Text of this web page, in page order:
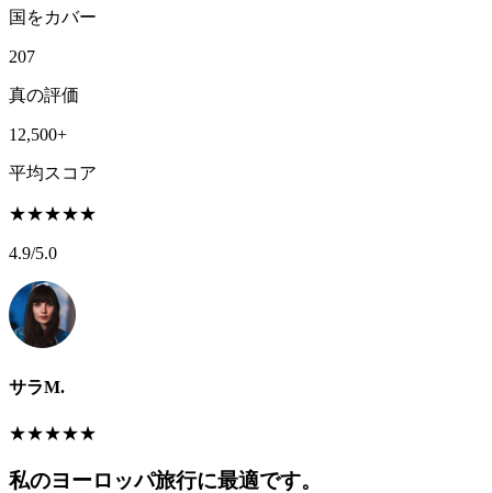
国をカバー
207
真の評価
12,500+
平均スコア
★★★★★
4.9/5.0
サラM.
★★★★★
私のヨーロッパ旅行に最適です。